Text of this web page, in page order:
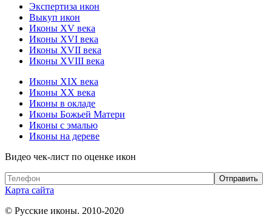
Экспертиза икон
Выкуп икон
Иконы XV века
Иконы XVI века
Иконы XVII века
Иконы XVIII века
Иконы XIX века
Иконы XX века
Иконы в окладе
Иконы Божьей Матери
Иконы с эмалью
Иконы на дереве
Видео чек-лист по оценке икон
Карта сайта
© Русские иконы. 2010-2020